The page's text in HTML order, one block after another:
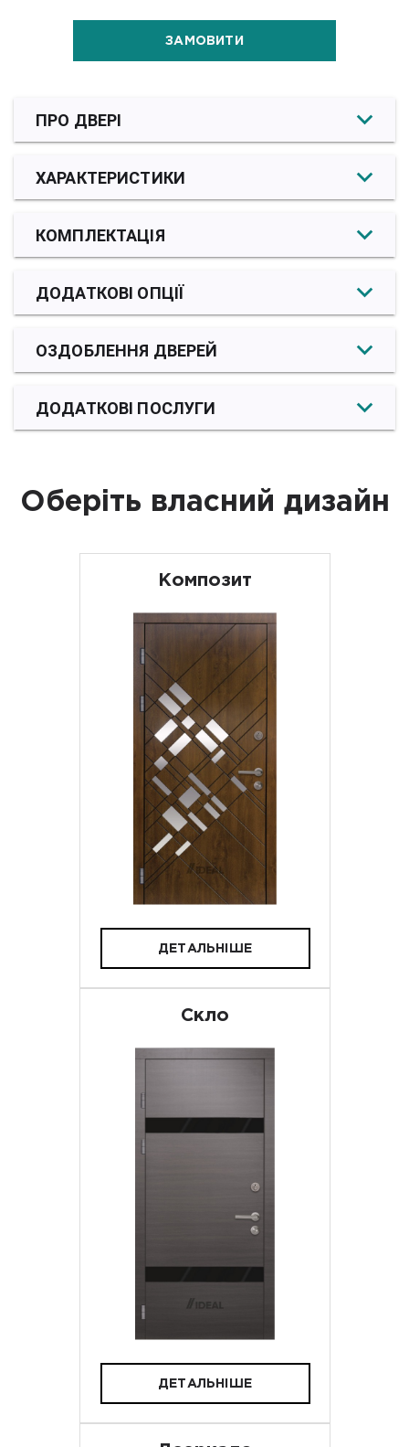
ЗАМОВИТИ
ПРО ДВЕРІ
ХАРАКТЕРИСТИКИ
КОМПЛЕКТАЦІЯ
ДОДАТКОВІ ОПЦІЇ
ОЗДОБЛЕННЯ ДВЕРЕЙ
ДОДАТКОВІ ПОСЛУГИ
Оберіть власний дизайн
Композит
ДЕТАЛЬНІШЕ
Скло
ДЕТАЛЬНІШЕ